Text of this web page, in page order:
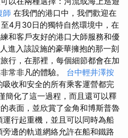
師 在我們的港口中，我們歡迎在
4月30日的獨特自然環境中，在
和客戶友好的港口大師服務和優
進入該設施的豪華擁抱的那一刻
行，在那裡，每個細節都會在加
常非凡的體驗。 台中輕井澤按
收和安全的所有乘客運營都完
簡化了這一過程，而且還可以釋
表面，並欣賞了金角和博斯普魯
行起重機，並且可以同時為船
邊的軌道網絡允許在船和鐵路